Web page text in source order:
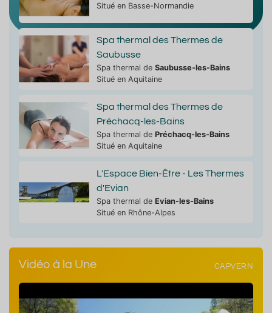
Situé en Basse-Normandie
Spa thermal des Thermes de
Saubusse
Spa thermal de Saubusse-les-Bains
Situé en Aquitaine
Spa thermal des Thermes de
Préchacq-les-Bains
Spa thermal de Préchacq-les-Bains
Situé en Aquitaine
L'Espace Bien-Être - Les Thermes
d'Evian
Spa thermal de Evian-les-Bains
Situé en Rhône-Alpes
Vidéo à la Une CAPVERN